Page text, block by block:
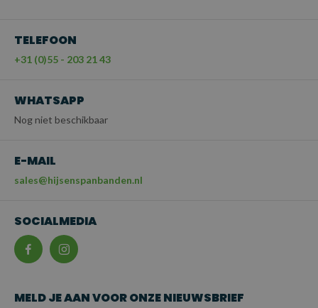
TELEFOON
+31 (0)55 - 203 21 43
WHATSAPP
Nog niet beschikbaar
E-MAIL
sales@hijsenspanbanden.nl
SOCIALMEDIA
MELD JE AAN VOOR ONZE NIEUWSBRIEF